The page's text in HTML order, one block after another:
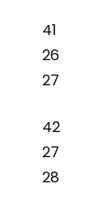
41
26
27
42
27
28